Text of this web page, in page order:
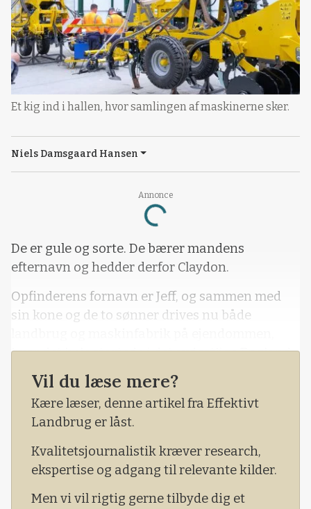
Annonce
Loading...
Et kig ind i hallen, hvor samlingen af maskinerne sker.
Niels Damsgaard Hansen
De er gule og sorte. De bærer mandens
efternavn og hedder derfor Claydon.
Opfinderens fornavn er Jeff, og sammen med
sin kone og de to sønner drives nu både
hvor det hele startede i det sydøstlige England.
- Familien kom hertil for 65 år siden, da jeg var
fem år, fortæller Jeff Claydon ved et besøg med
en lille gruppe landmænd på studietur med
Vil du læse mere?
Kære læser, denne artikel fra Effektivt
Landbrug er låst.
Kvalitetsjournalistik kræver research,
ekspertise og adgang til relevante kilder.
Men vi vil rigtig gerne tilbyde dig et